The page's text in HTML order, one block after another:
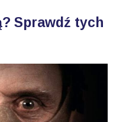
Sprawdź tych